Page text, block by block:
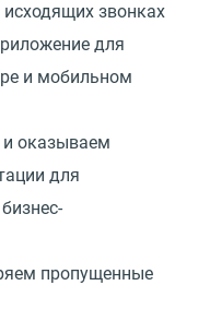
звонках
для
и мобильном
оказываем
для
пропущенные